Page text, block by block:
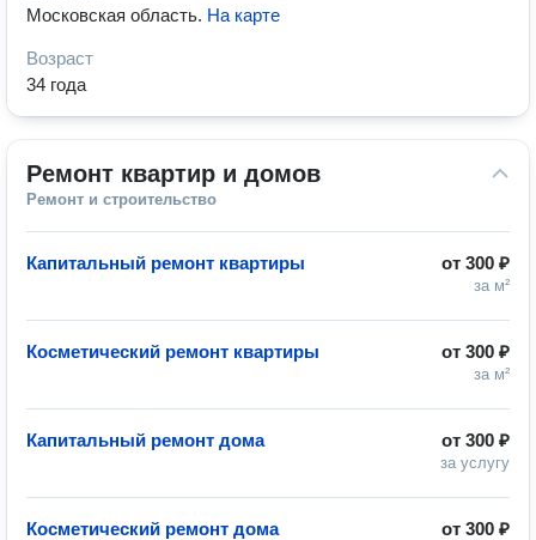
Московская область. На карте
Возраст
34 года
Ремонт квартир и домов
Ремонт и строительство
от 300 ₽
за м²
Капитальный ремонт квартиры
от 300 ₽
за м²
Косметический ремонт квартиры
от 300 ₽
за услугу
Капитальный ремонт дома
от 300 ₽
Косметический ремонт дома